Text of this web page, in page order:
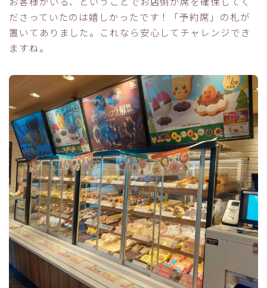
ださっていたのは嬉しかったです！「予約席」の札が
置いてありました。これなら安心してチャレンジでき
ますね。